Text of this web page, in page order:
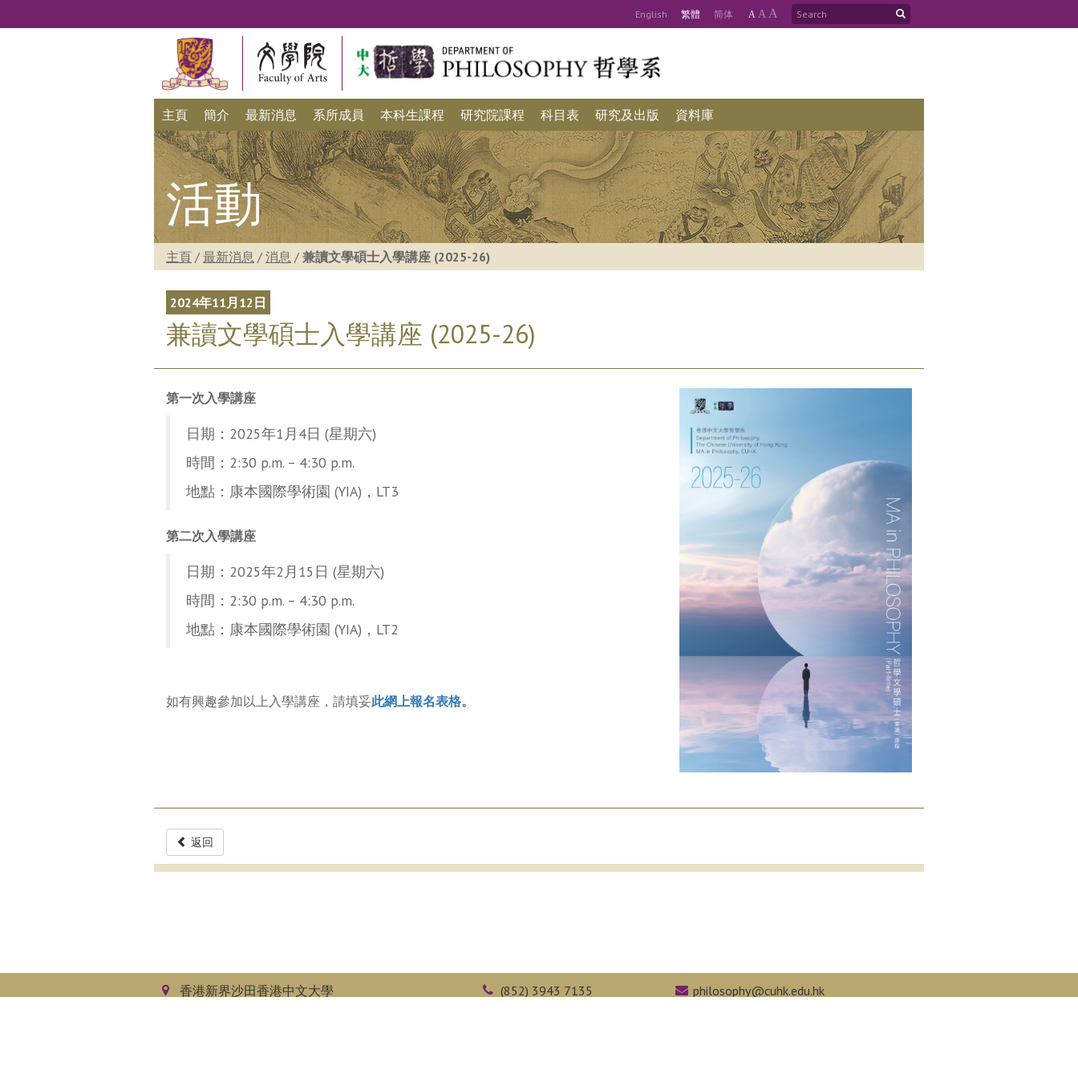
English 繁體 简体 A A A
主頁 簡介 最新消息 系所成員 本科生課程 研究院課程 科目表 研究及出版 資料庫
活動
主頁 / 最新消息 / 消息 / 兼讀文學碩士入學講座 (2025-26)
2024年11月12日
兼讀文學碩士入學講座 (2025-26)
第一次入學講座
日期：2025年1月4日 (星期六)
時間：2:30 p.m. – 4:30 p.m.
地點：康本國際學術園 (YIA)，LT3
第二次入學講座
日期：2025年2月15日 (星期六)
時間：2:30 p.m. – 4:30 p.m.
地點：康本國際學術園 (YIA)，LT2
如有興趣參加以上入學講座，請填妥此網上報名表格。
返回
香港新界沙田香港中文大學
(852) 3943 7135
philosophy@cuhk.edu.hk